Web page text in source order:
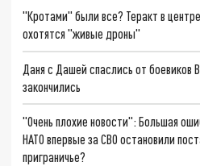
"Кротами" были все? Теракт в
охотятся "живые дроны"
Даня с Дашей спаслись от
закончились
"Очень плохие новости": Большая
НАТО впервые за СВО остановили
приграничье?